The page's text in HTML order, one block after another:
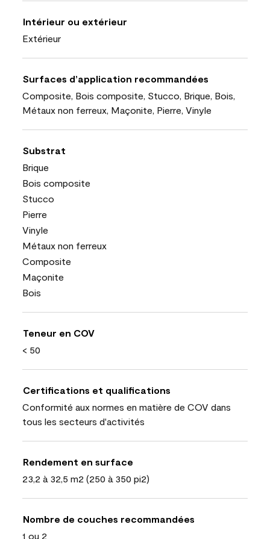
Intérieur ou extérieur
Extérieur
Surfaces d’application recommandées
Composite, Bois composite, Stucco, Brique, Bois,
Métaux non ferreux, Maçonite, Pierre, Vinyle
Substrat
Brique
Bois composite
Stucco
Pierre
Vinyle
Métaux non ferreux
Composite
Maçonite
Bois
Teneur en COV
< 50
Certifications et qualifications
Conformité aux normes en matière de COV dans
tous les secteurs d'activités
Rendement en surface
23,2 à 32,5 m2 (250 à 350 pi2)
Nombre de couches recommandées
1 ou 2